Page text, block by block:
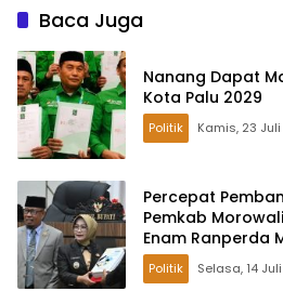
Baca Juga
Nanang Dapat
Kota Palu 2029
Politik
Percepat
Pemkab
Enam Ranperda
Politik